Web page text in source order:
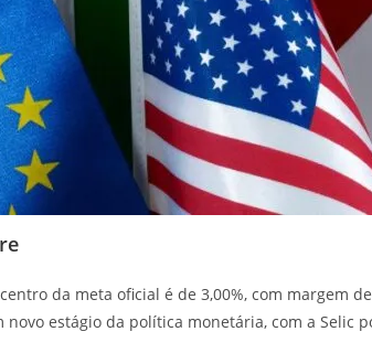
da meta oficial é de 3,00%, com margem
estágio da política monetária, com a Selic